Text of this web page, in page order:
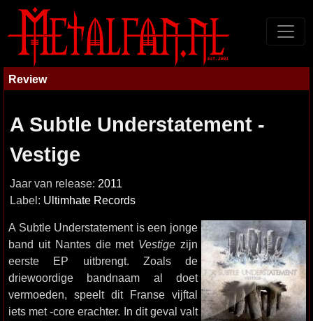
Review
A Subtle Understatement -
Vestige
Jaar van release: 2011
Label: Ultimhate Records
A Subtle Understatement is een jonge
band uit Nantes die met Vestige zijn
eerste EP uitbrengt. Zoals de
driewoordige bandnaam al doet
vermoeden, speelt dit Franse vijftal
iets met -core erachter. In dit geval valt